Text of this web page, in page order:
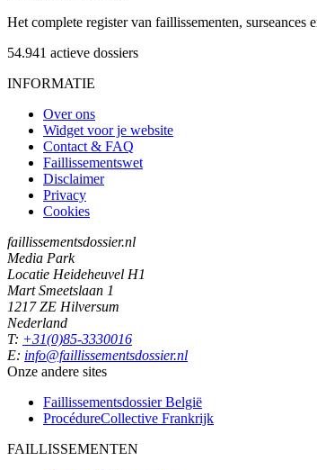
Het complete register van faillissementen, surseances
54.941 actieve dossiers
INFORMATIE
Over ons
Widget voor je website
Contact & FAQ
Faillissementswet
Disclaimer
Privacy
Cookies
faillissementsdossier.nl
Media Park
Locatie Heideheuvel H1
Mart Smeetslaan 1
1217 ZE Hilversum
Nederland
T: +31(0)85-3330016
E: info@faillissementsdossier.nl
Onze andere sites
Faillissementsdossier België
ProcédureCollective Frankrijk
FAILLISSEMENTEN